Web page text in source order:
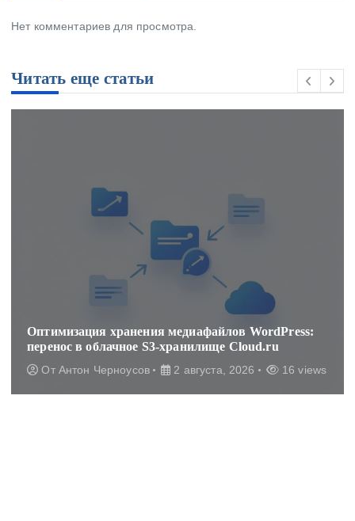
Нет комментариев для просмотра.
Читать еще статьи
Оптимизация хранения медиафайлов WordPress:
перенос в облачное S3-хранилище Cloud.ru
От Антон Черноусов 2 августа, 2026 16 views